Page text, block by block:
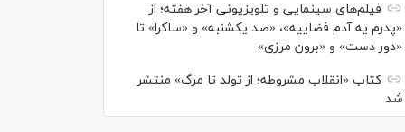
فیلم‌های سینمایی و تلویزیونی آخر هفته؛ از
«پدرم یه آدم فضاییه»، «صد یکشنبه» و «ساکرا» تا
«دور دست» و «برون مرزی»
کتاب «انقلاب مشروطه؛ از تولد تا مرگ» منتشر
شد